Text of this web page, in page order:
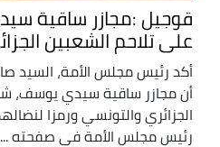
قوجيل :مجازر ساقية
على تلاحم الشعبين
أكد رئيس مجلس الأمة، السيد صالح
أن مجازر ساقية سيدي يوسف،
الجزائري والتونسي ورمزا
رئيس مجلس الأمة في صفحته ...